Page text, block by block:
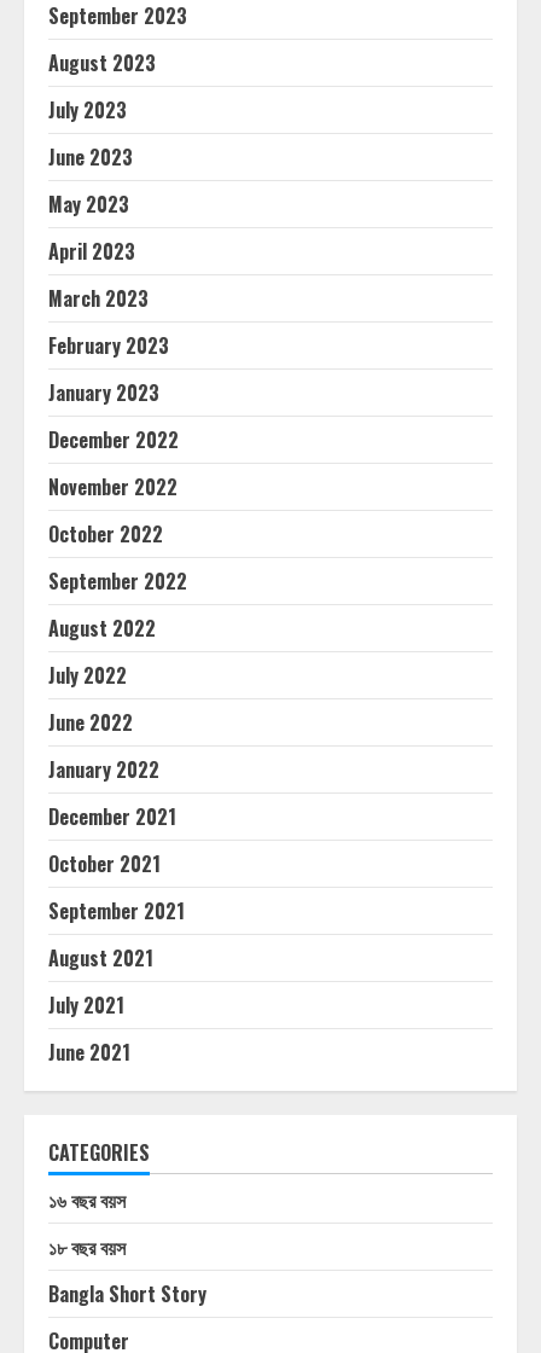
September 2023
August 2023
July 2023
June 2023
May 2023
April 2023
March 2023
February 2023
January 2023
December 2022
November 2022
October 2022
September 2022
August 2022
July 2022
June 2022
January 2022
December 2021
October 2021
September 2021
August 2021
July 2021
June 2021
CATEGORIES
১৬ বছর বয়স
১৮ বছর বয়স
Bangla Short Story
Computer